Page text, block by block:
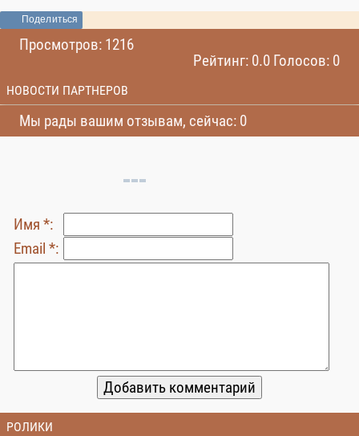
Поделиться
Просмотров: 1216
Рейтинг: 0.0 Голосов: 0
НОВОСТИ ПАРТНЕРОВ
Мы рады вашим отзывам, сейчас: 0
Имя *:
Email *:
РОЛИКИ